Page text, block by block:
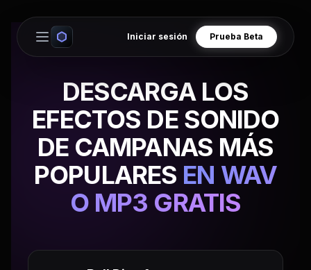
Open main menu
Iniciar sesión Prueba Beta
DESCARGA LOS
EFECTOS DE SONIDO
DE CAMPANAS MÁS
POPULARES EN WAV
O MP3 GRATIS